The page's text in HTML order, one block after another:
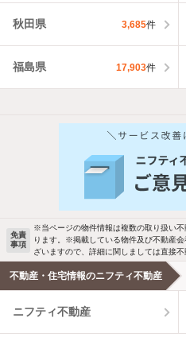
秋田県 3,685件
福島県 17,903件
免責
事項
※当ページの物件情報は複数の取り扱い
ります。※掲載している物件及び不動産
ざいますので、詳細に関しましては直接
不動産・住宅情報のニフティ不動産
ニフティ不動産